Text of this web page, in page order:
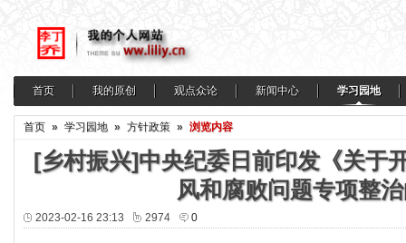
首页 我的原创 观点众论 新闻中心 学习园地
首页 » 学习园地 » 方针政策 » 浏览内容
[乡村振兴]中央纪委日前印发《关于
风和腐败问题专项整
2023-02-16 23:13 2974 0